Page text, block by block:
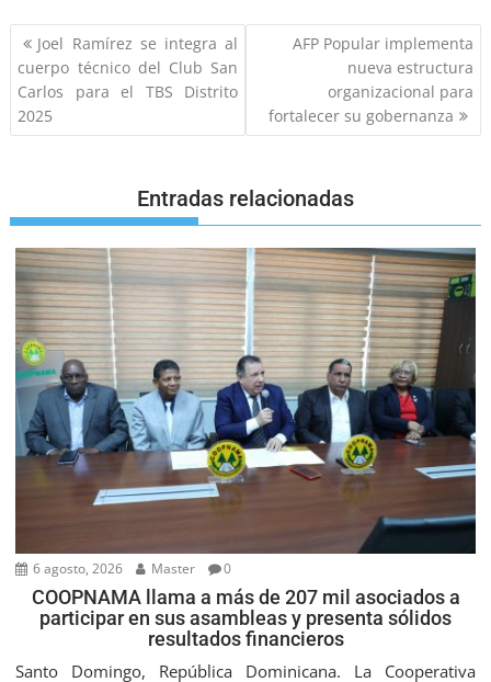
Joel Ramírez se integra al
cuerpo técnico del Club San
Carlos para el TBS Distrito
2025
AFP Popular implementa
nueva estructura
organizacional para
fortalecer su gobernanza
Entradas relacionadas
6 agosto, 2026 Master 0
COOPNAMA llama a más de 207 mil asociados a
participar en sus asambleas y presenta sólidos
resultados financieros
Santo Domingo, República Dominicana. La Cooperativa